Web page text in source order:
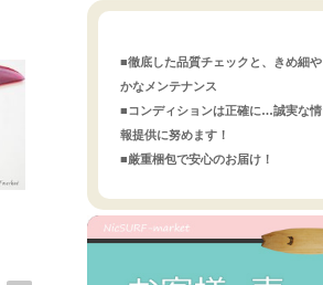
■徹底した品質チェックと、きめ細や
かなメンテナンス
■コンディションは正確に…誠実な情
報提供に努めます！
■厳重梱包で安心のお届け！